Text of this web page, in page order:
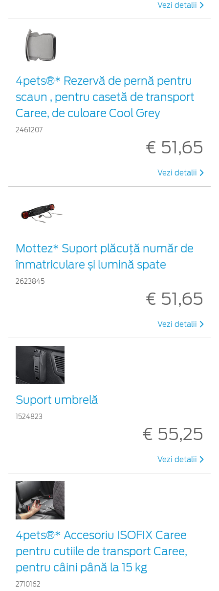
Vezi detalii
4pets®* Rezervă de pernă pentru
scaun , pentru casetă de transport
Caree, de culoare Cool Grey
2461207
€ 51,65
Vezi detalii
Mottez* Suport plăcuță număr de
înmatriculare și lumină spate
2623845
€ 51,65
Vezi detalii
Suport umbrelă
1524823
€ 55,25
Vezi detalii
4pets®* Accesoriu ISOFIX Caree
pentru cutiile de transport Caree,
pentru câini până la 15 kg
2710162